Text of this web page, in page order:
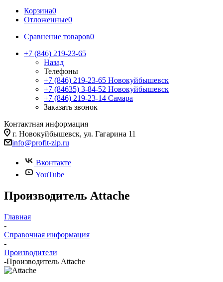
Корзина0
Отложенные0
Сравнение товаров0
+7 (846) 219-23-65
Назад
Телефоны
+7 (846) 219-23-65 Новокуйбышевск
+7 (84635) 3-84-52 Новокуйбышевск
+7 (846) 219-23-14 Самара
Заказать звонок
Контактная информация
г. Новокуйбышевск, ул. Гагарина 11
info@profit-zip.ru
Вконтакте
YouTube
Производитель Attache
Главная
-
Справочная информация
-
Производители
-Производитель Attache